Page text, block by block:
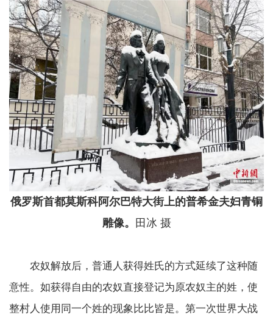
俄罗斯首都莫斯科阿尔巴特大街上的普希金夫妇青铜
雕像。
田冰 摄
农奴解放后，普通人获得姓氏的方式延续了这种随
意性。如获得自由的农奴直接登记为原农奴主的姓，使
整村人使用同一个姓的现象比比皆是。第一次世界大战